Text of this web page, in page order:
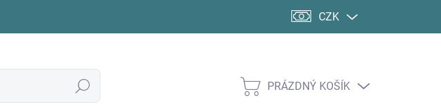
CZK
Hledat
NÁKUPNÍ
PRÁZDNÝ KOŠÍK